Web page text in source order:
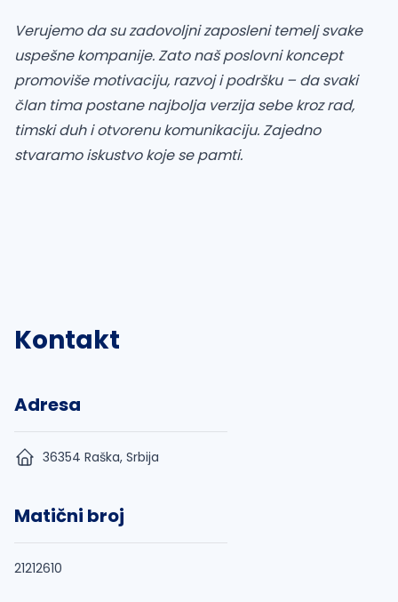
Verujemo da su zadovoljni zaposleni temelj svake
uspešne kompanije. Zato naš poslovni koncept
promoviše motivaciju, razvoj i podršku – da svaki
član tima postane najbolja verzija sebe kroz rad,
timski duh i otvorenu komunikaciju. Zajedno
stvaramo iskustvo koje se pamti.
Kontakt
Adresa
36354 Raška, Srbija
Matični broj
21212610